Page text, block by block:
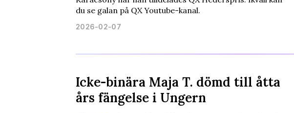
du se galan på QX Youtube-kanal.
2026-02-07
Icke-binära Maja T. dömd till åtta
års fängelse i Ungern